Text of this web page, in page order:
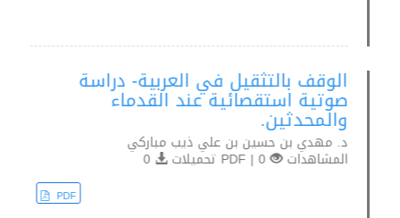
الوقف بالتثقيل في العربية- دراسة
صوتية استقصائية عند القدماء
والمحدثين.
د. مهدي بن حسين بن علي ذيب مباركي
المشاهدات 0 | PDF تحميلات
PDF